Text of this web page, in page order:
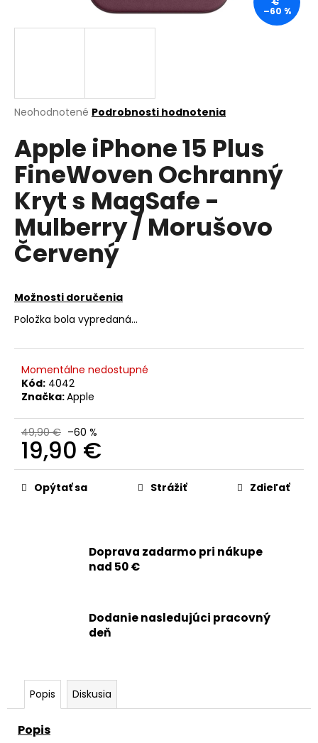
Priemerné
produktu
je
0,0
5
hviezdičiek.
Neohodnotené Podrobnosti hodnotenia
Apple iPhone 15 Plus
FineWoven Ochranný
Kryt s MagSafe -
Mulberry / Morušovo
Červený
Možnosti doručenia
Položka bola vypredaná…
Momentálne nedostupné
Kód: 4042
Značka:Apple
49,90 € –60 %
19,90 €
Jednotková
cena:Opýtať sa Strážiť Zdieľať
–60 %
Doprava zadarmo pri nákupe
nad 50 €
Dodanie nasledujúci pracovný
deň
Popis Diskusia
Popis
j
?
HĽADAŤ
O
d
p
r
ú
č
m
e
IPHONE
XS
BEZDRÔTOVÉ
NABÍJANIE+
NFC